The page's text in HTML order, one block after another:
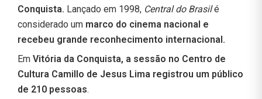
Conquista. Lançado em 1998, Central do Brasilé
considerado um marco do cinema nacional e
recebeu grande reconhecimento internacional.
Em Vitória da Conquista, a sessão no Centro de
Cultura Camillo de Jesus Lima registrou um público
de 210 pessoas.